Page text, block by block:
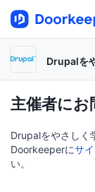
Drupalを
主催者にお
Drupalをやさしく
Doorkeeperにサ
い。